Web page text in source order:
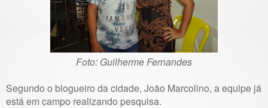
Foto: Guilherme Fernandes
Segundo o blogueiro da cidade, João Marcolino, a equipe já
está em campo realizando pesquisa.